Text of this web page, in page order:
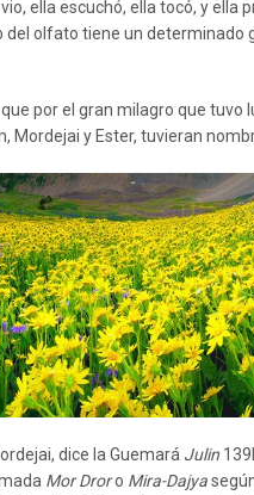
ella escuchó, ella tocó, y ella
del olfato tiene un determinado
por el gran milagro que tuvo
Mordejai y Ester, tuvieran
dice la Guemará Julin
Mor Droro Mira-Dajya